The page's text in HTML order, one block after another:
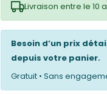
Livraison entre le 10
Besoin d’un prix
depuis votre panier.
Gratuit • Sans